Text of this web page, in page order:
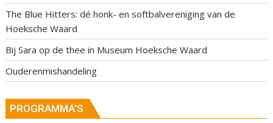
The Blue Hitters: dé honk- en softbalvereniging van de
Hoeksche Waard
Bij Sara op de thee in Museum Hoeksche Waard
Ouderenmishandeling
PROGRAMMA’S